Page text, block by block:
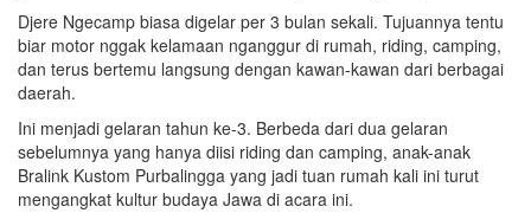
Djere Ngecamp biasa digelar per 3 bulan sekali. Tujuannya tentu
biar motor nggak kelamaan nganggur di rumah, riding, camping,
dan terus bertemu langsung dengan kawan-kawan dari berbagai
daerah.
Ini menjadi gelaran tahun ke-3. Berbeda dari dua gelaran
sebelumnya yang hanya diisi riding dan camping, anak-anak
Bralink Kustom Purbalingga yang jadi tuan rumah kali ini turut
mengangkat kultur budaya Jawa di acara ini.